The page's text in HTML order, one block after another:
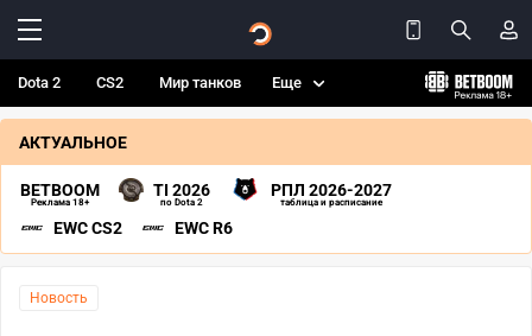
Dota 2 CS2 Мир танков Еще
АКТУАЛЬНОЕ
BETBOOM
Реклама 18+
TI 2026
по Dota 2
РПЛ 2026-2027
таблица и расписание
EWC CS2 EWC R6
Новость